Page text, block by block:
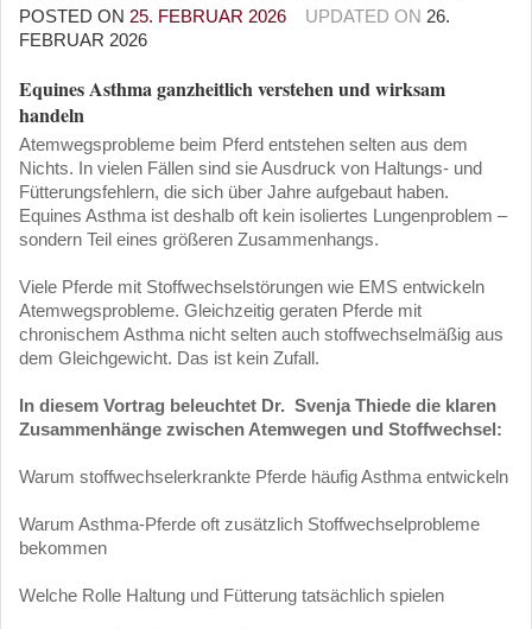
POSTED ON 25. FEBRUAR 2026 UPDATED ON 26.
FEBRUAR 2026
Equines Asthma ganzheitlich verstehen und wirksam
handeln
Atemwegsprobleme beim Pferd entstehen selten aus dem
Nichts. In vielen Fällen sind sie Ausdruck von Haltungs- und
Fütterungsfehlern, die sich über Jahre aufgebaut haben.
Equines Asthma ist deshalb oft kein isoliertes Lungenproblem –
sondern Teil eines größeren Zusammenhangs.
Viele Pferde mit Stoffwechselstörungen wie EMS entwickeln
Atemwegsprobleme. Gleichzeitig geraten Pferde mit
chronischem Asthma nicht selten auch stoffwechselmäßig aus
dem Gleichgewicht. Das ist kein Zufall.
In diesem Vortrag beleuchtet Dr. Svenja Thiede die klaren
Zusammenhänge zwischen Atemwegen und Stoffwechsel:
Warum stoffwechselerkrankte Pferde häufig Asthma entwickeln
Warum Asthma-Pferde oft zusätzlich Stoffwechselprobleme
bekommen
Welche Rolle Haltung und Fütterung tatsächlich spielen